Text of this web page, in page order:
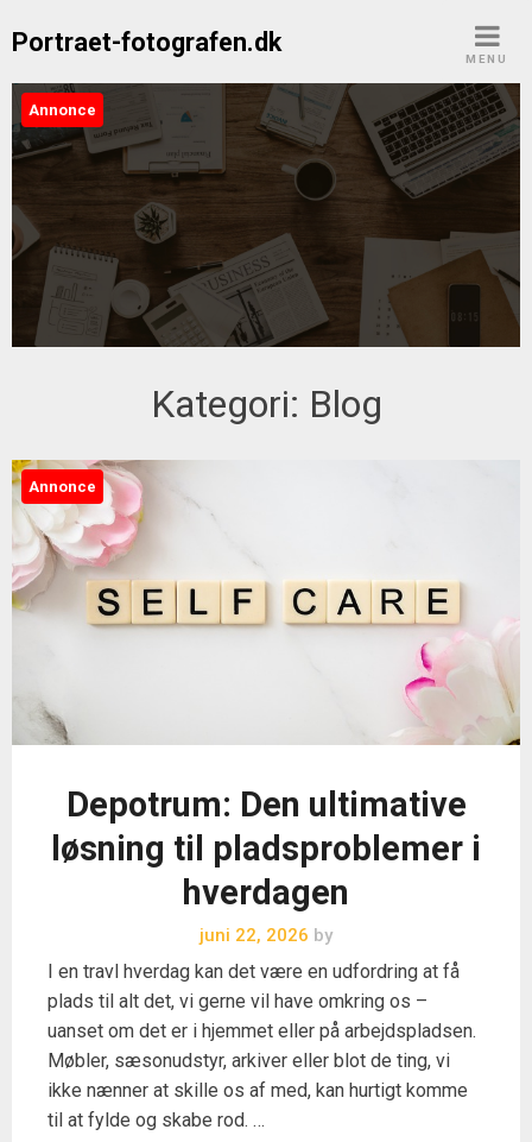
Portraet-fotografen.dk
MENU
Portraet-fotografen.dk
Annonce
Kategori: Blog
Annonce
Depotrum: Den ultimative
løsning til pladsproblemer i
hverdagen
juni 22, 2026 by
I en travl hverdag kan det være en udfordring at få
plads til alt det, vi gerne vil have omkring os –
uanset om det er i hjemmet eller på arbejdspladsen.
Møbler, sæsonudstyr, arkiver eller blot de ting, vi
ikke nænner at skille os af med, kan hurtigt komme
til at fylde og skabe rod. …